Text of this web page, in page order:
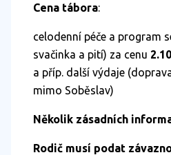
Cena tábora:
celodenní péče a program
svačinka a pití) za cenu
a příp. další výdaje
mimo Soběslav)
Několik zásadních
Rodič musí podat